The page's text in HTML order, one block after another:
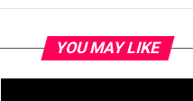
YOU MAY LIKE